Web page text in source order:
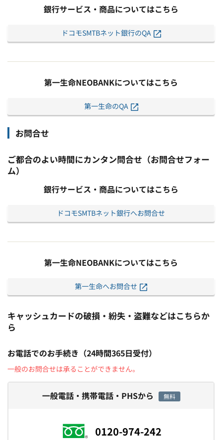
銀行サービス・商品についてはこちら
ドコモSMTBネット銀行のQA
第一生命NEOBANKについてはこちら
第一生命のQA
お問合せ
ご都合のよい時間にカンタン問合せ（お問合せフォー
ム）
銀行サービス・商品についてはこちら
ドコモSMTBネット銀行へお問合せ
第一生命NEOBANKについてはこちら
第一生命へお問合せ
キャッシュカードの破損・紛失・盗難などはこちらか
ら
お電話でのお手続き（24時間365日受付）
一般のお問合せは承ることができません。
一般電話・携帯電話・PHSから 無料
0120-974-242